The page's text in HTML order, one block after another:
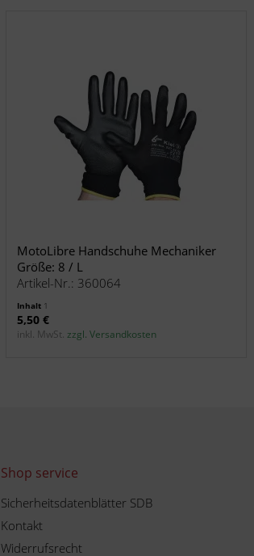
MotoLibre Handschuhe Mechaniker
Größe: 8 / L
Artikel-Nr.: 360064
Inhalt 1
5,50 €
inkl. MwSt. zzgl. Versandkosten
Shop service
Sicherheitsdatenblätter SDB
Kontakt
Widerrufsrecht